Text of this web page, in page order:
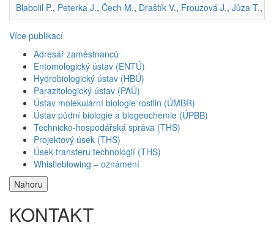
Blabolil P., Peterka J., Čech M., Draštík V., Frouzová J., Jůza T.,
Více publikací
Adresář zaměstnanců
Entomologický ústav (ENTÚ)
Hydrobiologický ústav (HBÚ)
Parazitologický ústav (PAÚ)
Ústav molekulární biologie rostlin (ÚMBR)
Ústav půdní biologie a biogeochemie (ÚPBB)
Technicko-hospodářská správa (THS)
Projektový úsek (THS)
Úsek transferu technologií (THS)
Whistleblowing – oznámení
Nahoru
KONTAKT